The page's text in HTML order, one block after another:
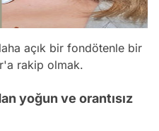
açık bir fondötenle bir
rakip olmak.
yoğun ve orantısız